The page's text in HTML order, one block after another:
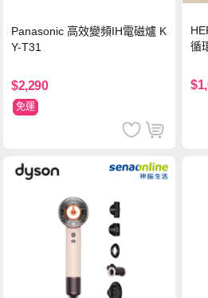
Panasonic 高效變頻IH電磁爐 K
Y-T31
$2,290
免運
循